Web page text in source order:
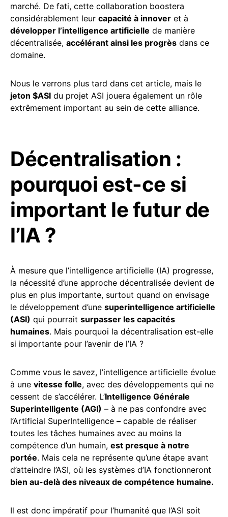
marché. De fati, cette collaboration boostera
considérablement leur capacité à innover et à
développer l’intelligence artificielle de manière
décentralisée, accélérant ainsi les progrès dans ce
domaine.
Nous le verrons plus tard dans cet article, mais le
jeton $ASI du projet ASI jouera également un rôle
extrêmement important au sein de cette alliance.
Décentralisation :
pourquoi est-ce si
important le futur de
l’IA ?
À mesure que l’intelligence artificielle (IA) progresse,
la nécessité d’une approche décentralisée devient de
plus en plus importante, surtout quand on envisage
le développement d’une superintelligence artificielle
(ASI) qui pourrait surpasser les capacités
humaines. Mais pourquoi la décentralisation est-elle
si importante pour l’avenir de l’IA ?
Comme vous le savez, l’intelligence artificielle évolue
à une vitesse folle, avec des développements qui ne
cessent de s’accélérer. L’Intelligence Générale
Superintelligente (AGI) – à ne pas confondre avec
l’Artificial SuperIntelligence – capable de réaliser
toutes les tâches humaines avec au moins la
compétence d’un humain, est presque à notre
portée. Mais cela ne représente qu’une étape avant
d’atteindre l’ASI, où les systèmes d’IA fonctionneront
bien au-delà des niveaux de compétence humaine.
Il est donc impératif pour l’humanité que l’ASI soit